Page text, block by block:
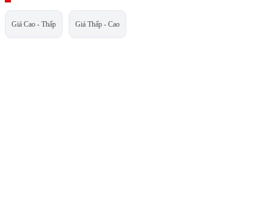
Giá Cao - Thấp Giá Thấp - Cao